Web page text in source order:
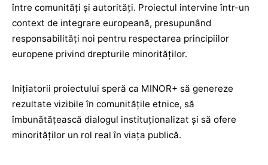
între comunităţi şi autorităţi. Proiectul intervine într-un
context de integrare europeană, presupunând
responsabilităţi noi pentru respectarea principiilor
europene privind drepturile minorităţilor.
Iniţiatorii proiectului speră ca MINOR+ să genereze
rezultate vizibile în comunităţile etnice, să
îmbunătăţească dialogul instituționalizat și să ofere
minorităților un rol real în viaţa publică.